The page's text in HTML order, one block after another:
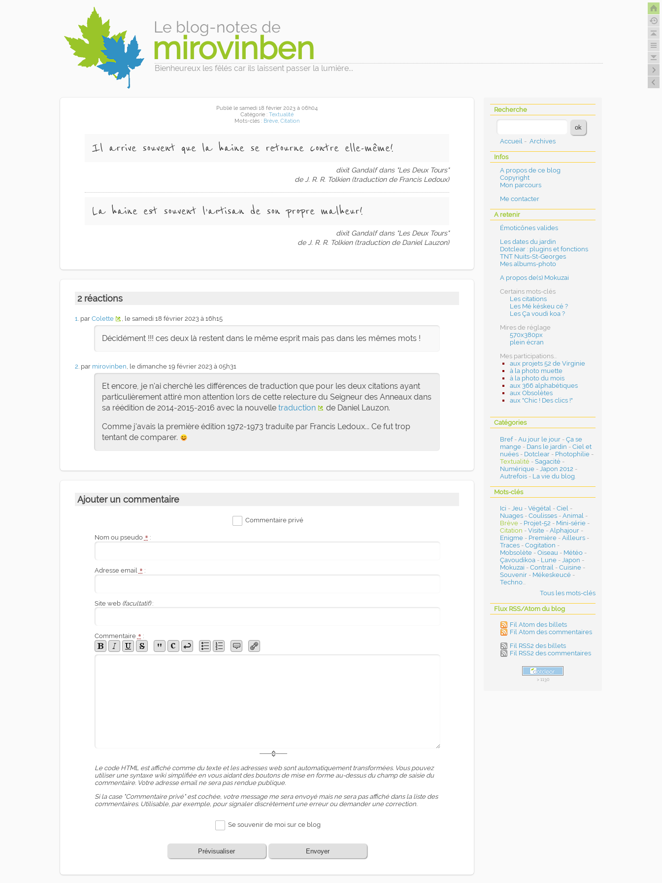
Le blog-notes de
mirovinben
Bienheureux les fêlés car ils laissent passer la lumière...
Publié le samedi 18 février 2023 à 06h04
Catégorie : Textualité
Mots-clés : Brève, Citation
Il arrive souvent que la haine se retourne contre elle-même !
dixit Gandalf dans "Les Deux Tours"
de J. R. R. Tolkien (traduction de Francis Ledoux)
La haine est souvent l’artisan de son propre malheur !
dixit Gandalf dans "Les Deux Tours"
de J. R. R. Tolkien (traduction de Daniel Lauzon)
2 réactions
1 . par Colette , le samedi 18 février 2023 à 16h15
Décidément !!! ces deux là restent dans le même esprit mais pas dans les mêmes mots !
2 . par mirovinben , le dimanche 19 février 2023 à 05h31
Et encore, je n'ai cherché les différences de traduction que pour les deux citations ayant
particulièrement attiré mon attention lors de cette relecture du Seigneur des Anneaux dans
sa réédition de 2014-2015-2016 avec la nouvelle traduction
de Daniel Lauzon.
Comme j'avais la première édition 1972-1973 traduite par Francis Ledoux... Ce fut trop
tentant de comparer.
Ajouter un commentaire
Commentaire privé
Nom ou pseudo * :
Adresse email * :
Site web (facultatif):
Commentaire * :
Le code HTML est affiché comme du texte et les adresses web sont automatiquement transformées. Vous pouvez
utiliser une syntaxe wiki simplifiée en vous aidant des boutons de mise en forme au-dessus du champ de saisie du
commentaire. Votre adresse email ne sera pas rendue publique.
Si la case "Commentaire privé" est cochée, votre message me sera envoyé mais ne sera pas affiché dans la liste des
commentaires. Utilisable, par exemple, pour signaler discrètement une erreur ou demander une correction.
Se souvenir de moi sur ce blog
Prévisualiser Envoyer
Recherche
Accueil - Archives
Infos
A propos de ce blog
Copyright
Mon parcours
Me contacter
A retenir
Émoticônes valides
Les dates du jardin
Dotclear : plugins et fonctions
TNT Nuits-St-Georges
Mes albums-photo
A propos de(s) Mokuzai
Certains mots-clés
Les citations
Les Mé késkeu cé ?
Les Ça voudi koa ?
Mires de réglage
570x380px
plein écran
Mes participations...
aux projets 52 de Virginie
à la photo muette
à la photo du mois
aux 366 alphabétiques
aux Obsolètes
aux "Chic ! Des clics !"
Catégories
Bref- Au jour le jour - Ça se
mange - Dans le jardin - Ciel et
nuées - Dotclear - Photophilie -
Textualité - Sagacité -
Numérique - Japon 2012 -
Autrefois - La vie du blog
Mots-clés
Ici - Jeu - Végétal - Ciel -
Nuages - Coulisses - Animal -
Brève - Projet-52 - Mini-série -
Citation - Visite - Alphajour -
Enigme - Première - Ailleurs -
Traces - Cogitation -
Mobsolète - Oiseau - Météo -
Çavoudikoa - Lune - Japon -
Mokuzai - Contrail - Cuisine -
Souvenir - Mékeskeucé -
Techno...
Tous les mots-clés
Flux RSS/Atom du blog
Fil Atom des billets
Fil Atom des commentaires
Fil RSS2 des billets
Fil RSS2 des commentaires